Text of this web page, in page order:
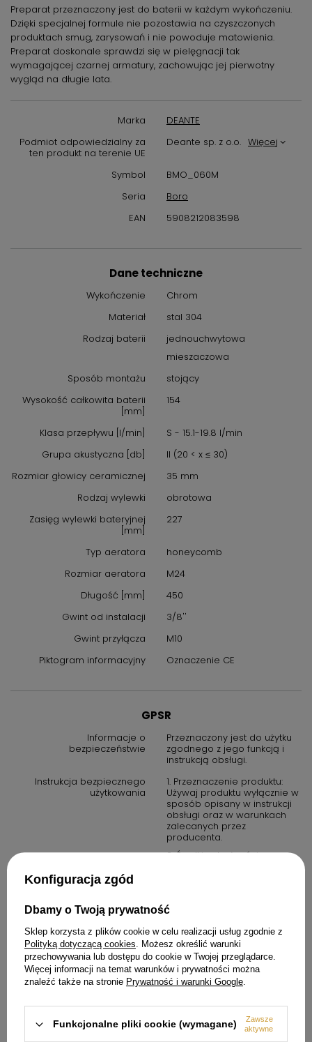
Preparat przeznaczony jest do baterii w każdym wykończeniu.
Dzięki specjalnej formule nie pozostawia na czyszczonych
produktach smug, zarysowań i nie powoduje matowienia.
Preparat doskonale sprawdzi się w pielęgnacji tak
wymagającej czarnej armatury, zachowując jej pierwotny
wygląd na długie lata.
Marka
DEANTE
Podmiot odpowiedzialny za
ten produkt na terenie UE
Deante sp. z o.o. Więcej
Symbol
BMO_060M
Seria
Boro
EAN
5908212083598
Dane techniczne
Wykończenie
Chrom
Materiał
stal 304
Rodzaj baterii
jednouchwytowa
mieszaczowa
Sposób montażu
stojący
Wysokość całkowita baterii
[mm]
154
Klasa przepływu [l/min]
S - 15.1-19.8 l/min
Grupa akustyczna [db]
II (20 < x ≤ 30)
Rozmiar głowicy ceramicznej
35 mm
Rodzaj wylewki
obrotowa
Zasięg wylewki bateryjnej
[mm]
227
Typ aeratora
honeycomb
Rozmiar aeratora
M24
Długość [mm]
450
Gwint od instalacji
3/8''
Gwint przyłącza
M10
Piktogram informacyjny
Oznaczenie CE
GPSR
Informacje o
bezpieczeństwie
Przeznaczony jest do użytku
zgodnego z jego funkcją i
instrukcją obsługi.
Instrukcja bezpiecznego
użytkowania
1. Przeznaczenie produktu:
Używaj produktu wyłącznie w
sposób opisany w instrukcji
obsługi oraz w warunkach
zalecanych przez
producenta.
2. Środki ostrożności: zawsze
przechowywać go poza
instrukcja stanowi inaczej.
3. W przypadku produktów
elektrycznych: upewnij się, że
urządzenie jest podłączone
do prawidłowego źródła
urządzenia w wilgotnych
warunkach, chyba że jest to
produkt oznaczony jako
Konfiguracja zgód
Dbamy o Twoją prywatność
Sklep korzysta z plików cookie w celu realizacji usług zgodnie z
Polityką dotyczącą cookies. Możesz określić warunki
przechowywania lub dostępu do cookie w Twojej przeglądarce.
Więcej informacji na temat warunków i prywatności można
znaleźć także na stronie Prywatność i warunki Google.
Funkcjonalne pliki cookie (wymagane)
Zawsze
aktywne